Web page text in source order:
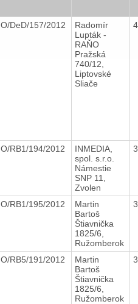
O/DeD/157/2012
Radomír
Lupták -
RAŇO
Pražská
740/12,
Liptovské
Sliače
O/RB1/194/2012
INMEDIA,
spol. s.r.o.
Námestie
SNP 11,
Zvolen
O/RB1/195/2012
Martin
Bartoš
Štiavnička
1825/6,
Ružomberok
O/RB5/191/2012
Martin
Bartoš
Štiavnička
1825/6,
Ružomberok